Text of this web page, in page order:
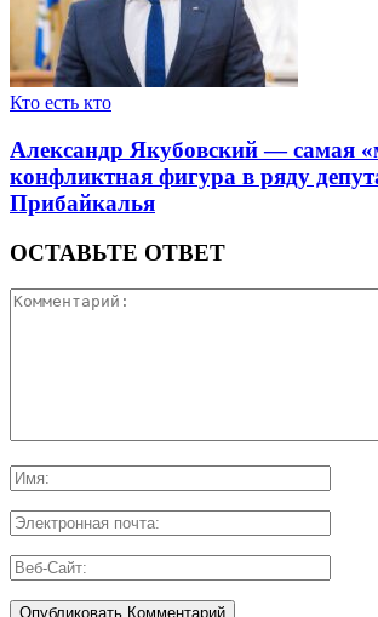
Кто есть кто
Александр Якубовский — самая
конфликтная фигура в ряду
Прибайкалья
ОСТАВЬТЕ ОТВЕТ